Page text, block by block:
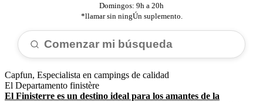
Domingos: 9h a 20h
*llamar sin ningÚn suplemento.
Comenzar mi búsqueda
Capfun, Especialista en campings de calidad
El Departamento finistère
El Finisterre es un destino ideal para los amantes de la